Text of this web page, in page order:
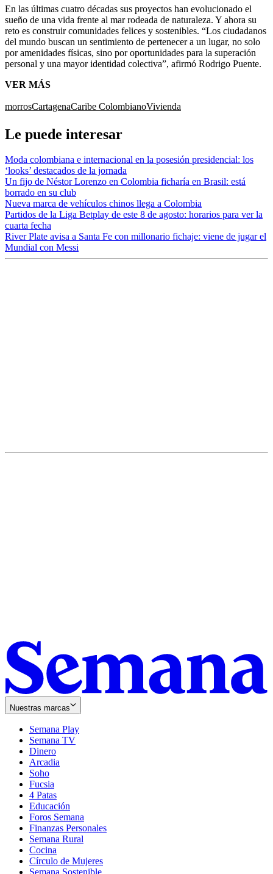
En las últimas cuatro décadas sus proyectos han evolucionado el
sueño de una vida frente al mar rodeada de naturaleza. Y ahora su
reto es construir comunidades felices y sostenibles. “Los ciudadanos
del mundo buscan un sentimiento de pertenecer a un lugar, no solo
por amenidades físicas, sino por oportunidades para la superación
personal y una mayor identidad colectiva”, afirmó Rodrigo Puente.
VER MÁS
morrosCartagenaCaribe ColombianoVivienda
Le puede interesar
Moda colombiana e internacional en la posesión presidencial: los
‘looks’ destacados de la jornada
Un fijo de Néstor Lorenzo en Colombia ficharía en Brasil: está
borrado en su club
Nueva marca de vehículos chinos llega a Colombia
Partidos de la Liga Betplay de este 8 de agosto: horarios para ver la
cuarta fecha
River Plate avisa a Santa Fe con millonario fichaje: viene de jugar el
Mundial con Messi
Nuestras marcas
Semana Play
Semana TV
Dinero
Arcadia
Soho
in
new
window
Fucsia
in
new
window
4 Patas
Educación
Foros Semana
Finanzas Personales
Semana Rural
Cocina
Círculo de Mujeres
Semana Sostenible